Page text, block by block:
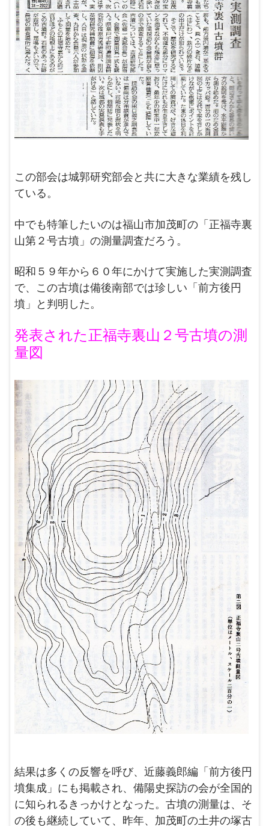
この部会は城郭研究部会と共に大きな業績を残し
ている。
中でも特筆したいのは福山市加茂町の「正福寺裏
山第２号古墳」の測量調査だろう。
昭和５９年から６０年にかけて実施した実測調査
で、この古墳は備後南部では珍しい「前方後円
墳」と判明した。
発表された正福寺裏山２号古墳の測
量図
結果は多くの反響を呼び、近藤義郎編「前方後円
墳集成」にも掲載され、備陽史探訪の会が全国的
に知られるきっかけとなった。古墳の測量は、そ
の後も継続していて、昨年、加茂町の土井の塚古